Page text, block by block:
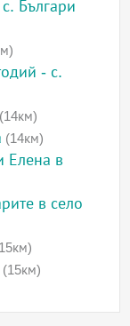
Българи
- с.
(14км)
(14км)
Елена в
в село
(15км)